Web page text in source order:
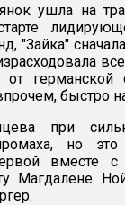
ушла на
"Зайка"
от
быстро
при
но
вместе с
Магдалене